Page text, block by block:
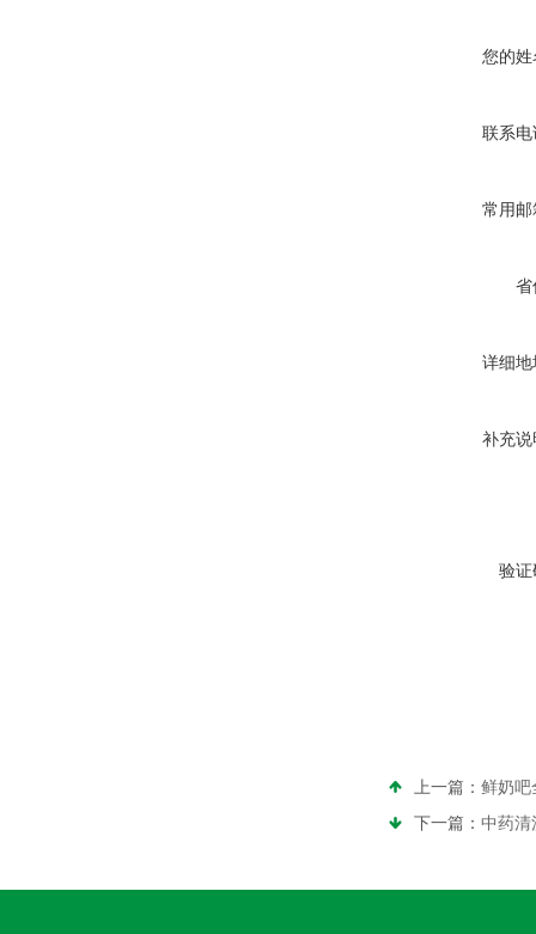
您的姓
联系电
常用邮
省
详细地
补充说
验证
上一篇： 鲜奶吧
下一篇： 中药清